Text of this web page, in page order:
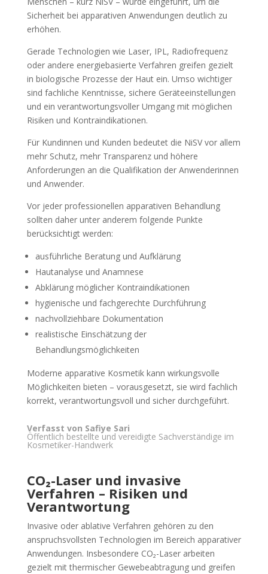
Sicherheit bei apparativen Anwendungen deutlich zu
erhöhen.
Gerade Technologien wie Laser, IPL, Radiofrequenz
oder andere energiebasierte Verfahren greifen gezielt
in biologische Prozesse der Haut ein. Umso wichtiger
sind fachliche Kenntnisse, sichere Geräteeinstellungen
und ein verantwortungsvoller Umgang mit möglichen
Risiken und Kontraindikationen.
Für Kundinnen und Kunden bedeutet die NiSV vor allem
mehr Schutz, mehr Transparenz und höhere
Anforderungen an die Qualifikation der Anwenderinnen
und Anwender.
Vor jeder professionellen apparativen Behandlung
sollten daher unter anderem folgende Punkte
berücksichtigt werden:
ausführliche Beratung und Aufklärung
Hautanalyse und Anamnese
Abklärung möglicher Kontraindikationen
hygienische und fachgerechte Durchführung
nachvollziehbare Dokumentation
realistische Einschätzung der
Behandlungsmöglichkeiten
Moderne apparative Kosmetik kann wirkungsvolle
Möglichkeiten bieten – vorausgesetzt, sie wird fachlich
korrekt, verantwortungsvoll und sicher durchgeführt.
Verfasst von Safiye Sari
Öffentlich bestellte und vereidigte Sachverständige im
Kosmetiker-Handwerk
CO₂-Laser und invasive
Verfahren – Risiken und
Verantwortung
Invasive oder ablative Verfahren gehören zu den
anspruchsvollsten Technologien im Bereich apparativer
Anwendungen. Insbesondere CO₂-Laser arbeiten
gezielt mit thermischer Gewebeabtragung und greifen